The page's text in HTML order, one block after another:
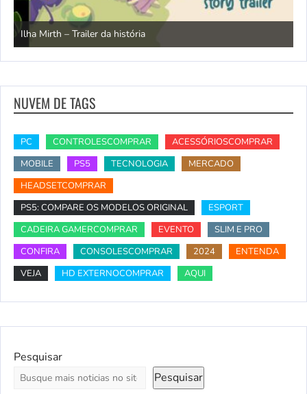
Ilha Mirth – Trailer da história
NUVEM DE TAGS
PC CONTROLESCOMPRAR
ACESSÓRIOSCOMPRAR
MOBILE
PS5 TECNOLOGIA
MERCADO
HEADSETCOMPRAR
PS5: COMPARE OS MODELOS ORIGINAL
ESPORT
CADEIRA GAMERCOMPRAR
EVENTO
SLIM E PRO
CONFIRA
CONSOLESCOMPRAR 2024
ENTENDA
VEJA
HD EXTERNOCOMPRAR AQUI
Pesquisar
Pesquisar